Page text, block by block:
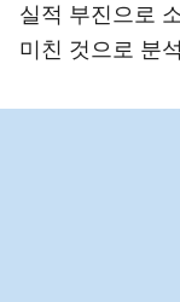
실적 부진으로
미친 것으로 분